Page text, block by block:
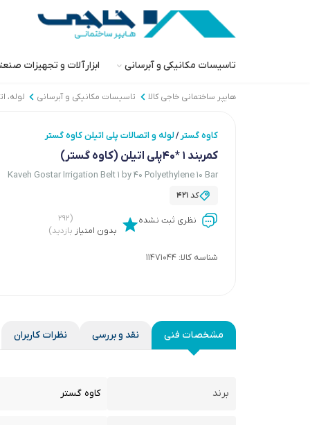
تاسیسات مکانیکی و آبرسانی ابزارآلات و تجهیزات
هایپر ساختمانی خاجی‌ کالا تاسیسات مکانیکی و آبرسانی لوله،
کاوه گستر /لوله و اتصالات پلی اتیلن کاوه گستر
کمربند 1 *40پلی اتیلن (کاوه گستر)
Kaveh Gostar Irrigation Belt 1 by 40 Polyethylene 10 Bar
کد421
نظری ثبت نشده
بدون امتیاز
(۲۹۲
بازدید)
شناسه کالا: 11471044
مشخصات فنی نقد و بررسی نظرات کاربران
برند کاوه گستر